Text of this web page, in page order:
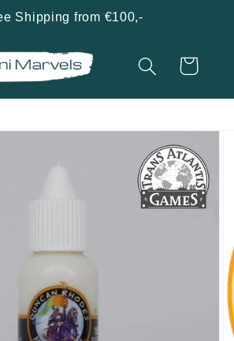
Shipping from €100,-
Winkelwagen